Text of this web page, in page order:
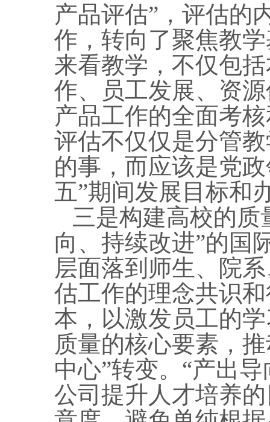
产品评估”，评估的
作，转向了聚焦教
来看教学，不仅包
作、员工发展、资
产品工作的全面考
评估不仅仅是分管
的事，而应该是党
五”期间发展目标和
三是构建高校的
向、持续改进”的国
层面落到师生、院
估工作的理念共识
本，以激发员工的
质量的核心要素，
中心”转变。“产出
公司提升人才培养